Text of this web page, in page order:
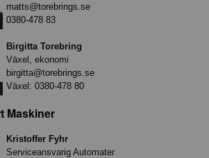
matts@torebrings.se
0380-478 83
Birgitta Torebring
Växel, ekonomi
birgitta@torebrings.se
Växel: 0380-478 80
Maskiner
Kristoffer Fyhr
Serviceansvarig Automater